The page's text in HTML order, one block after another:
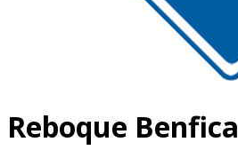
Reboque Benfica